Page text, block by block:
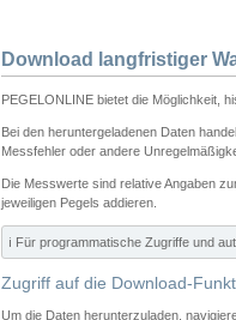
Download langfristiger
PEGELONLINE bietet die Möglichkeit,
Bei den heruntergeladenen Daten
Messfehler oder andere
Die Messwerte sind relative Angaben
jeweiligen Pegels addieren.
ℹ️ Für programmatische Zugriffe und
Zugriff auf die Download-
Um die Daten herunterzuladen,